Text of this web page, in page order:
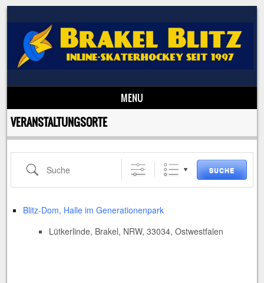
MENU
Skip to content
VERANSTALTUNGSORTE
Suche SUCHE
Blitz-Dom, Halle im Generationenpark
Lütkerlinde, Brakel, NRW, 33034, Ostwestfalen